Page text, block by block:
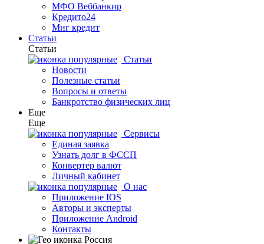
МФО Веббанкир
Кредито24
Миг кредит
Статьи
Статьи
Статьи
Новости
Полезные статьи
Вопросы и ответы
Банкротство физических лиц
Еще
Еще
Сервисы
Единая заявка
Узнать долг в ФССП
Конвертер валют
Личный кабинет
О нас
Приложение IOS
Авторы и эксперты
Приложение Android
Контакты
Россия